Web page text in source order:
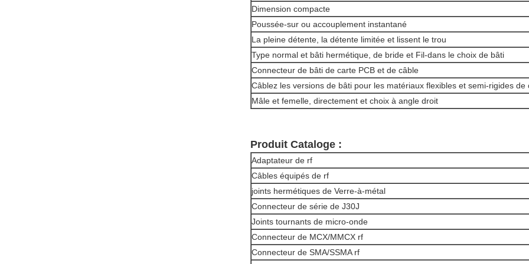
Dimension compacte
Poussée-sur ou accouplement instantané
La pleine détente, la détente limitée et lissent le trou
Type normal et bâti hermétique, de bride et Fil-dans le choix de bâti
Connecteur de bâti de carte PCB et de câble
Câblez les versions de bâti pour les matériaux flexibles et semi-rigides de
Mâle et femelle, directement et choix à angle droit
Produit Cataloge :
Adaptateur de rf
Câbles équipés de rf
joints hermétiques de Verre-à-métal
Connecteur de série de J30J
Joints tournants de micro-onde
Connecteur de MCX/MMCX rf
Connecteur de SMA/SSMA rf